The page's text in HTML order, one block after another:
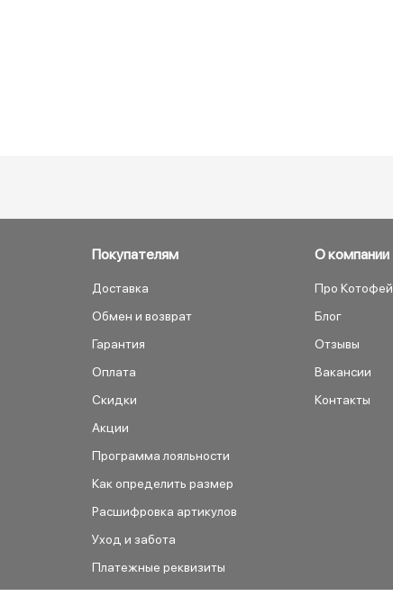
Покупателям
Доставка
Обмен и возврат
Гарантия
Оплата
Скидки
Акции
Программа лояльности
Как определить размер
Расшифровка артикулов
Уход и забота
Платежные реквизиты
О компании
Про Котофей
Блог
Отзывы
Вакансии
Контакты